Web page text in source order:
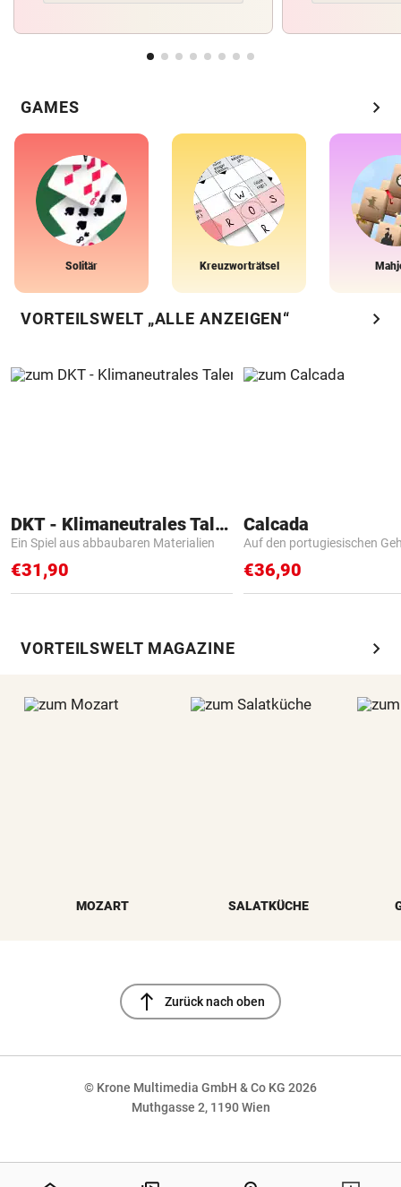
GAMES chevron_right
Solitär Kreuzworträtsel
VORTEILSWELT „ALLE ANZEIGEN“ chevron_right
DKT - Klimaneutrales Talent
Ein Spiel aus abbaubaren Materialien
€31,90
Calcada
Auf den portugiesischen
€36,90
VORTEILSWELT MAGAZINE chevron_right
MOZART SALATKÜCHE
north Zurück nach oben
© Krone Multimedia GmbH & Co KG 2026
Muthgasse 2, 1190 Wien
NaN%